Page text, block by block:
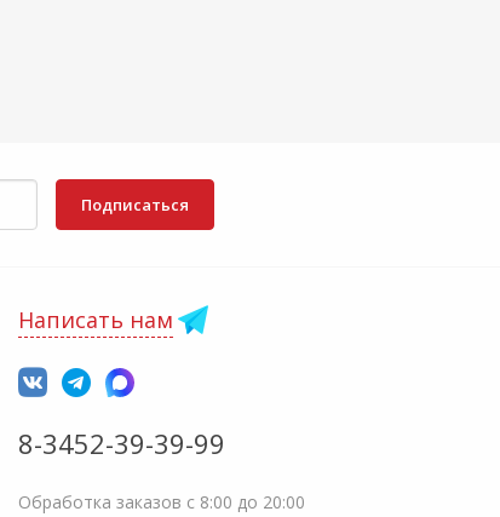
Подписаться
Написать нам
8-3452-39-39-99
Обработка заказов с 8:00 до 20:00